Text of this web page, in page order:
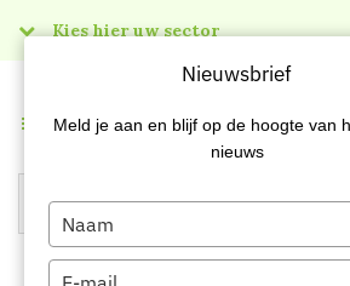
Kies hier uw sector
Menu
Nieuwsbrief
Meld je aan en blijf op de hoogte van
nieuws
Type
your
name
Type